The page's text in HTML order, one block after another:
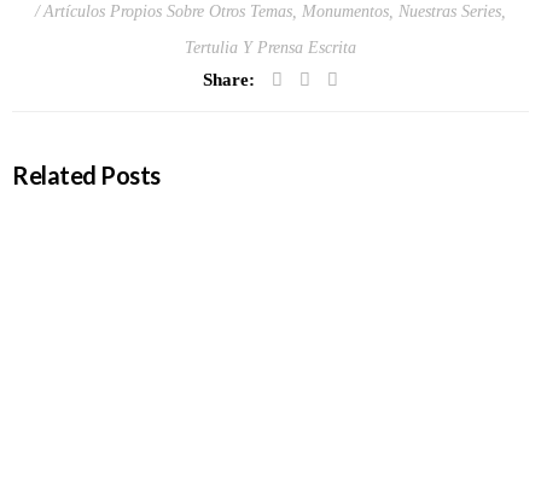
Artículos Propios Sobre Otros Temas Monumentos Nuestras Series
Tertulia Y Prensa Escrita
Share:
Related Posts